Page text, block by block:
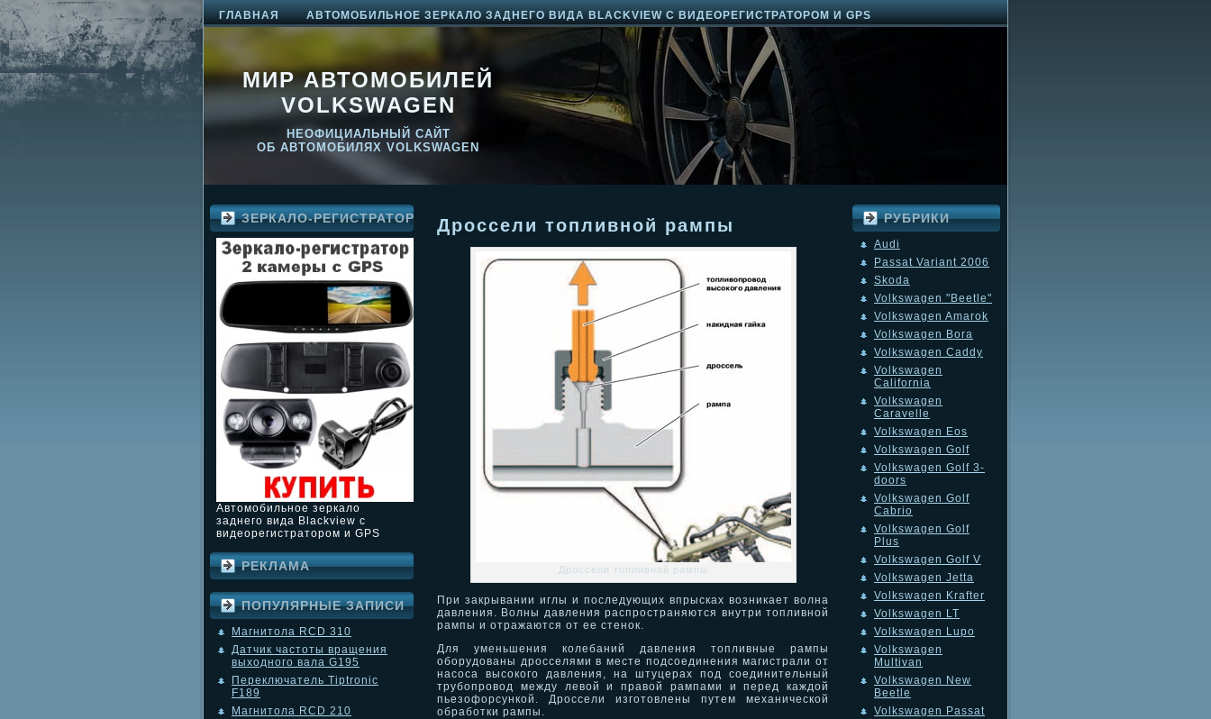
ГЛАВНАЯ АВТОМОБИЛЬНОЕ ЗЕРКАЛО ЗАДНЕГО ВИДА BLACKVIEW С ВИДЕОРЕГИСТРАТОРОМ И GPS
МИР АВТОМОБИЛЕЙ
VOLKSWAGEN
НЕОФИЦИАЛЬНЫЙ САЙТ
ОБ АВТОМОБИЛЯХ VOLKSWAGEN
ЗЕРКАЛО-РЕГИСТРАТОР
Автомобильное зеркало
заднего вида Blackview с
видеорегистратором и GPS
РЕКЛАМА
ПОПУЛЯРНЫЕ ЗАПИСИ
Магнитола RCD 310
Датчик частоты вращения
выходного вала G195
Переключатель Tiptronic
F189
Магнитола RCD 210
Дроссели топливной рампы
Дроссели топливной рампы
При закрывании иглы и последующих впрысках возникает волна
давления. Волны давления распространяются внутри топливной
рампы и отражаются от ее стенок.
Для уменьшения колебаний давления топливные рампы
оборудованы дросселями в месте подсоединения магистрали от
насоса высокого давления, на штуцерах под соединительный
трубопровод между левой и правой рампами и перед каждой
пьезофорсункой. Дроссели изготовлены путем механической
обработки рампы.
РУБРИКИ
Audi
Passat Variant 2006
Skoda
Volkswagen "Beetle"
Volkswagen Amarok
Volkswagen Bora
Volkswagen Caddy
Volkswagen
California
Volkswagen
Caravelle
Volkswagen Eos
Volkswagen Golf
Volkswagen Golf 3-
doors
Volkswagen Golf
Cabrio
Volkswagen Golf
Plus
Volkswagen Golf V
Volkswagen Jetta
Volkswagen Krafter
Volkswagen LT
Volkswagen Lupo
Volkswagen
Multivan
Volkswagen New
Beetle
Volkswagen Passat